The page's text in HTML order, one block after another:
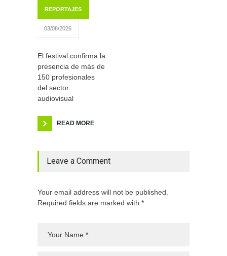
REPORTAJES
03/08/2026
El festival confirma la
presencia de más de
150 profesionales
del sector
audiovisual
READ MORE
Leave a Comment
Your email address will not be published.
Required fields are marked with *